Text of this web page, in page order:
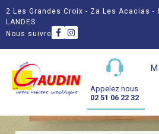
2 Les Grandes Croix - Za Les Acacias -
LANDES
Nous suivre
Appelez nous
02 51 06 22 32